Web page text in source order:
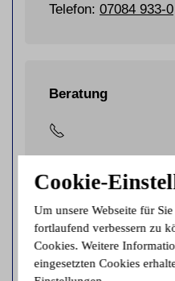
Telefon: 07084 933-0
Beratung
Schömberg
Giuseppe Agnone
07084 933-7036
E-Mail senden
Cookie-
Um unsere Webseite für
fortlaufend verbessern zu
Cookies. Weitere
eingesetzten Cookies